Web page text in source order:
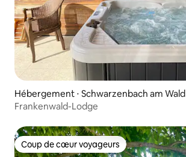
Hébergement ⋅ Schwarzenbach am Wald
Frankenwald-Lodge
Coup de cœur voyageurs
Coup de cœur voyageurs